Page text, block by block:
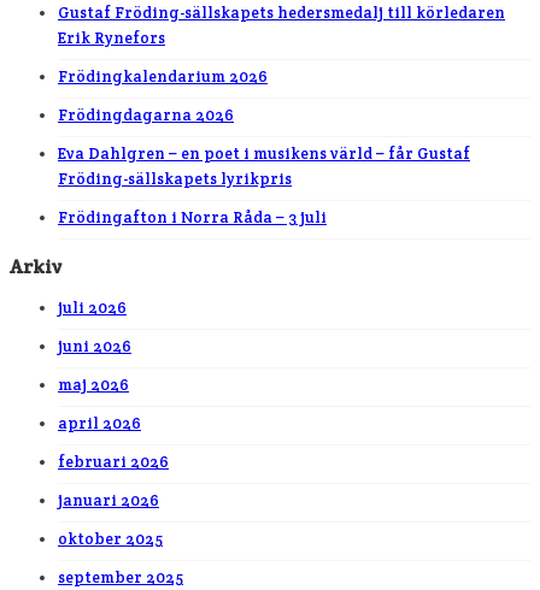
Gustaf Fröding-sällskapets hedersmedalj till körledaren
Erik Rynefors
Frödingkalendarium 2026
Frödingdagarna 2026
Eva Dahlgren – en poet i musikens värld – får Gustaf
Fröding-sällskapets lyrikpris
Frödingafton i Norra Råda – 3 juli
Arkiv
juli 2026
juni 2026
maj 2026
april 2026
februari 2026
januari 2026
oktober 2025
september 2025